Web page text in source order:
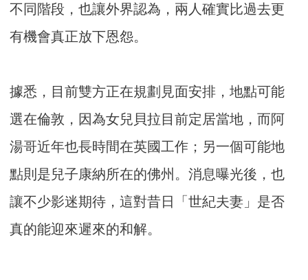
不同階段，也讓外界認為，兩人確實比過去更
有機會真正放下恩怨。
據悉，目前雙方正在規劃見面安排，地點可能
選在倫敦，因為女兒貝拉目前定居當地，而阿
湯哥近年也長時間在英國工作；另一個可能地
點則是兒子康納所在的佛州。消息曝光後，也
讓不少影迷期待，這對昔日「世紀夫妻」是否
真的能迎來遲來的和解。